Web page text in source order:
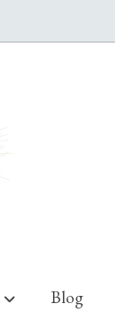
Blog